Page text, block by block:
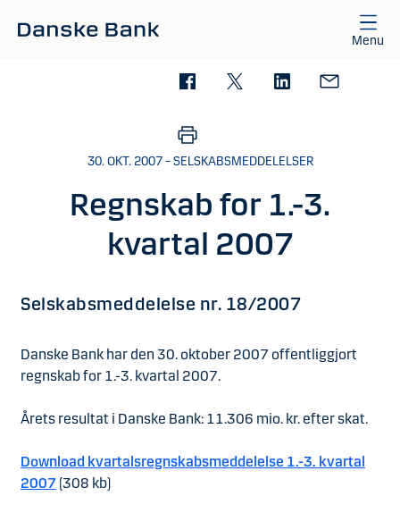
Menu
30. OKT. 2007 – SELSKABSMEDDELELSER
Regnskab for 1.-3.
kvartal 2007
Selskabsmeddelelse nr. 18/2007
Danske Bank har den 30. oktober 2007 offentliggjort
regnskab for 1.-3. kvartal 2007.
Årets resultat i Danske Bank: 11.306 mio. kr. efter skat.
Download kvartalsregnskabsmeddelelse 1.-3. kvartal
2007 (308 kb)